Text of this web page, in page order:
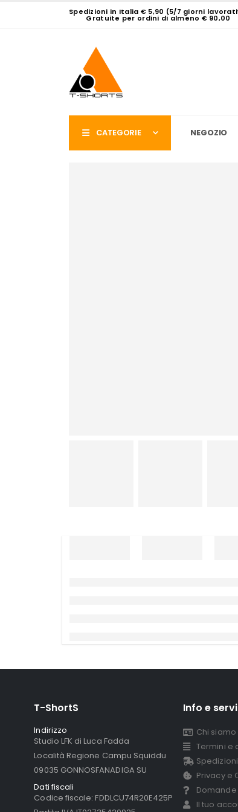
Spedizioni in Italia € 5,90 (5/7 giorni
Gratuite per ordini di almeno € 90,00
CATEGORIE NEGOZIO
T-ShortS
Indirizzo
Studio LFK di Luca Fadda
Località Regione Campu Squiddu
09035 GONNOSFANADIGA SU
Dati fiscali
Codice fiscale: FDDLCU74R20E425P
Info e
Chi siamo
Termini e
Privacy e
Domande
Il tuo